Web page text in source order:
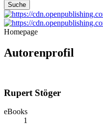
Suche
Homepage
Autorenprofil
Rupert Stöger
eBooks
1